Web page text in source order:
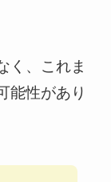
く、これま
能性があり